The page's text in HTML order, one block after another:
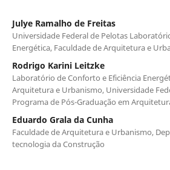
Julye Ramalho de Freitas
Universidade Federal de Pelotas
Energética, Faculdade de Arquitetura e
Rodrigo Karini Leitzke
Laboratório de Conforto e Eficiência
Arquitetura e Urbanismo, Universidade
Programa de Pós-Graduação em
Eduardo Grala da Cunha
Faculdade de Arquitetura e Urbanismo,
tecnologia da Construção